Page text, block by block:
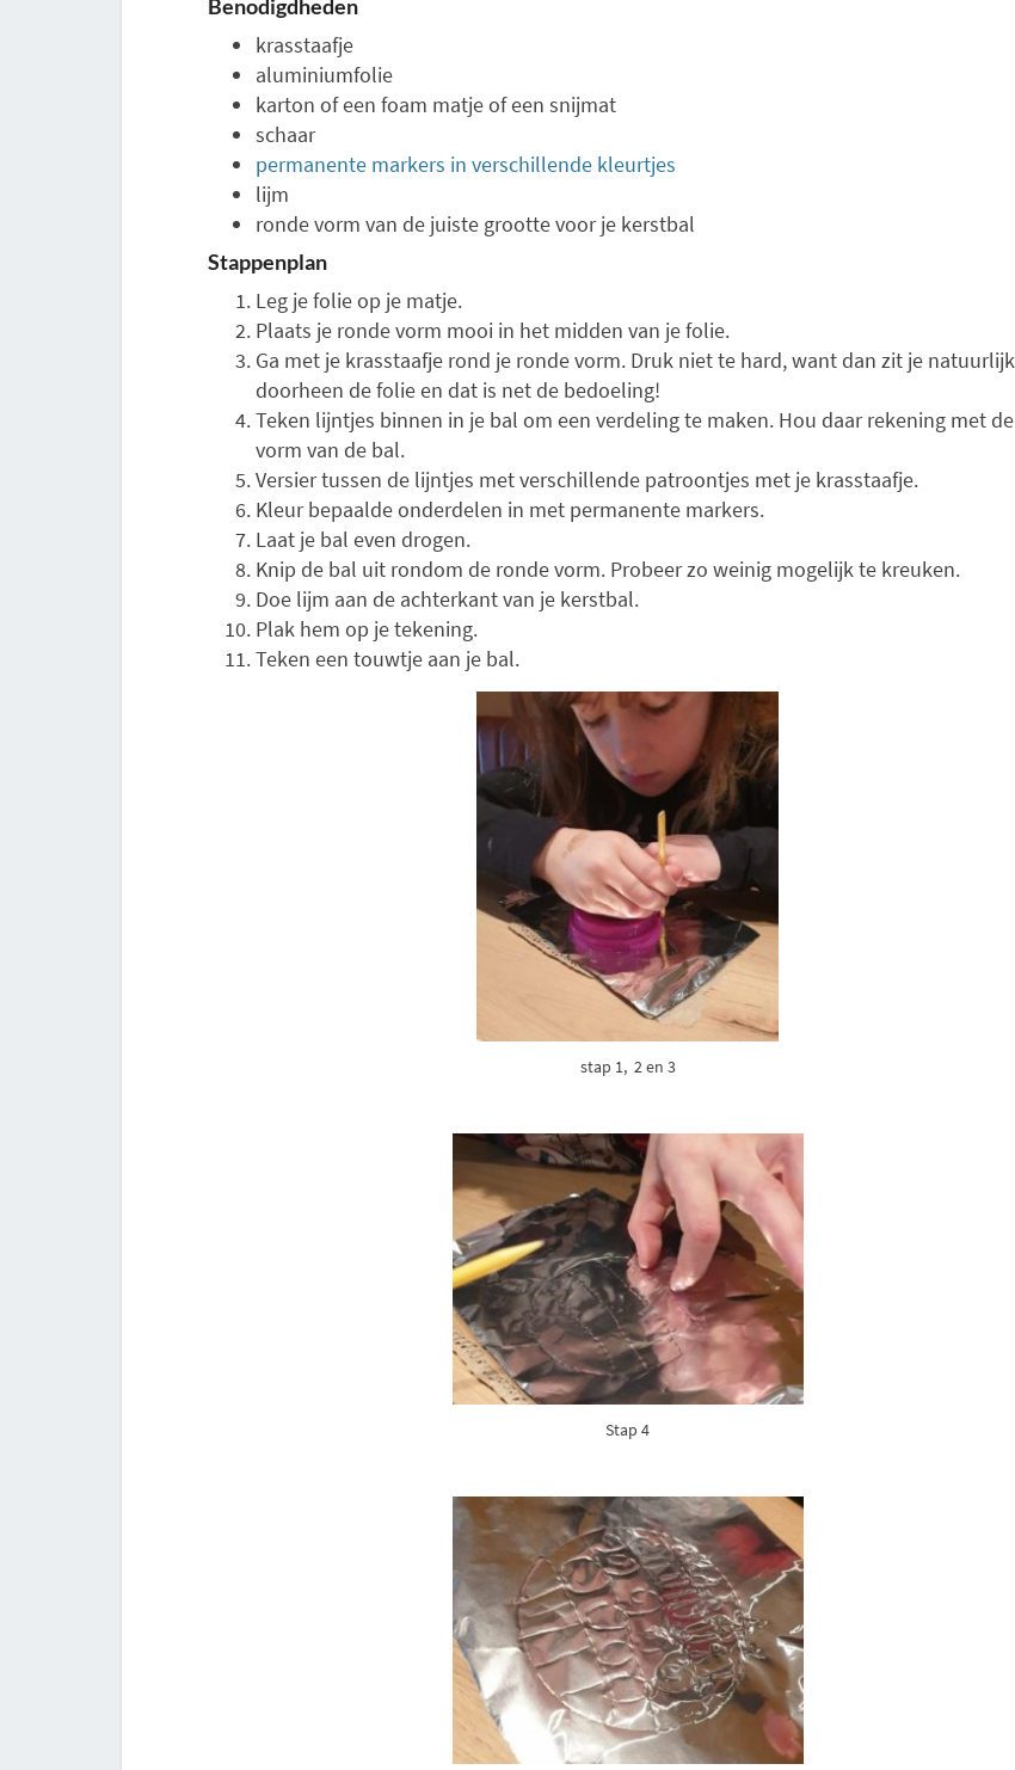
Benodigdheden
krasstaafje
aluminiumfolie
karton of een foam matje of een snijmat
schaar
permanente markers in verschillende kleurtjes
lijm
ronde vorm van de juiste grootte voor je kerstbal
Stappenplan
Leg je folie op je matje.
Plaats je ronde vorm mooi in het midden van je folie.
Ga met je krasstaafje rond je ronde vorm. Druk niet te hard, want dan zit je natuurlijk
doorheen de folie en dat is net de bedoeling!
Teken lijntjes binnen in je bal om een verdeling te maken. Hou daar rekening met de
vorm van de bal.
Versier tussen de lijntjes met verschillende patroontjes met je krasstaafje.
Kleur bepaalde onderdelen in met permanente markers.
Laat je bal even drogen.
Knip de bal uit rondom de ronde vorm. Probeer zo weinig mogelijk te kreuken.
Doe lijm aan de achterkant van je kerstbal.
Plak hem op je tekening.
Teken een touwtje aan je bal.
stap 1, 2 en 3
Stap 4